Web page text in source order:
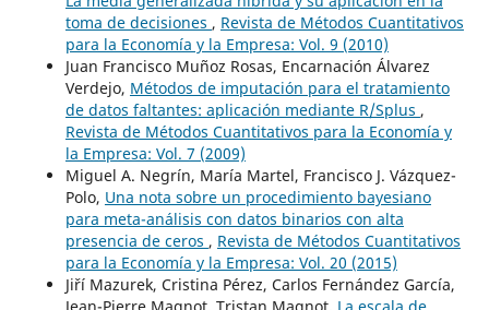
toma de decisiones , Revista de Métodos Cuantitativos
para la Economía y la Empresa: Vol. 9 (2010)
Juan Francisco Muñoz Rosas, Encarnación Álvarez
Verdejo, Métodos de imputación para el tratamiento
de datos faltantes: aplicación mediante R/Splus ,
Revista de Métodos Cuantitativos para la Economía y
la Empresa: Vol. 7 (2009)
Miguel A. Negrín, María Martel, Francisco J. Vázquez-
Polo, Una nota sobre un procedimiento bayesiano
para meta-análisis con datos binarios con alta
presencia de ceros , Revista de Métodos Cuantitativos
para la Economía y la Empresa: Vol. 20 (2015)
Jiří Mazurek, Cristina Pérez, Carlos Fernández García,